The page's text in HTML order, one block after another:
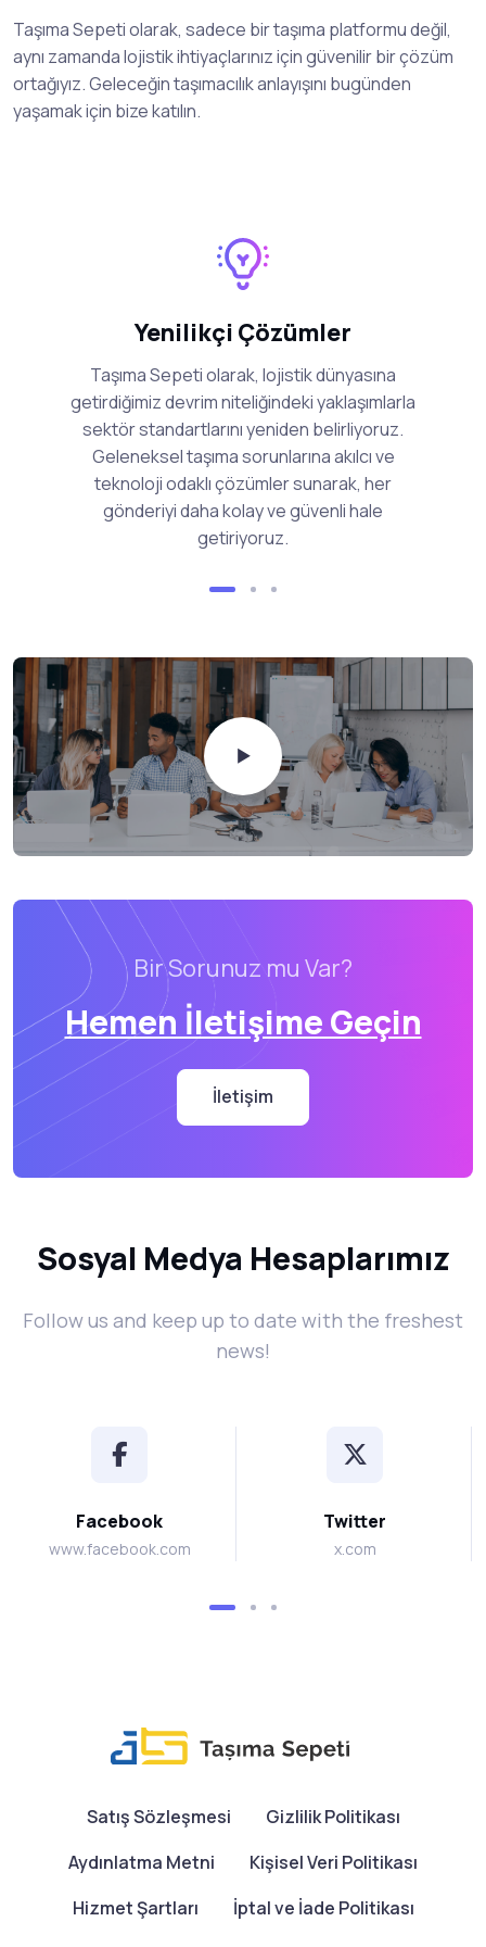
Taşıma Sepeti olarak, sadece bir taşıma platformu değil,
aynı zamanda lojistik ihtiyaçlarınız için güvenilir bir çözüm
ortağıyız. Geleceğin taşımacılık anlayışını bugünden
yaşamak için bize katılın.
Yenilikçi Çözümler
Taşıma Sepeti olarak, lojistik dünyasına
getirdiğimiz devrim niteliğindeki yaklaşımlarla
sektör standartlarını yeniden belirliyoruz.
Geleneksel taşıma sorunlarına akılcı ve
teknoloji odaklı çözümler sunarak, her
gönderiyi daha kolay ve güvenli hale
getiriyoruz.
Bir Sorunuz mu Var?
Hemen İletişime Geçin
İletişim
Sosyal Medya Hesaplarımız
Follow us and keep up to date with the freshest
news!
Facebook
www.facebook.com
Twitter
x.com
Satış Sözleşmesi
Gizlilik Politikası
Aydınlatma Metni
Kişisel Veri Politikası
Hizmet Şartları
İptal ve İade Politikası